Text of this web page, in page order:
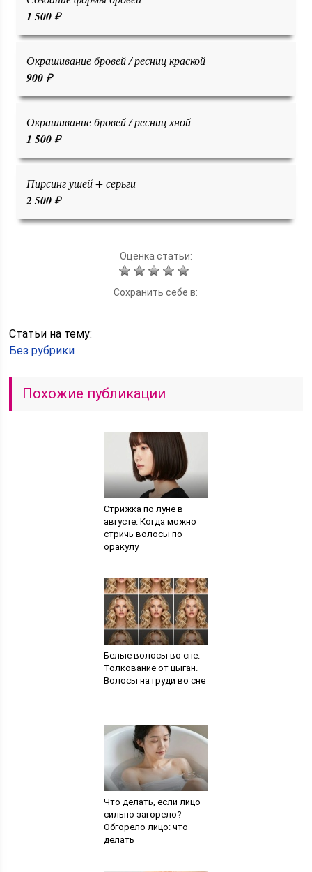
1 500₽
Окрашивание бровей / ресниц краской
900₽
Окрашивание бровей / ресниц хной
1 500₽
Пирсинг ушей + серьги
2 500₽
Оценка статьи:
Сохранить себе в:
Статьи на тему:
Без рубрики
Похожие публикации
Стрижка по луне в
августе. Когда можно
стричь волосы по
оракулу
Белые волосы во сне.
Толкование от цыган.
Волосы на груди во сне
Что делать, если лицо
сильно загорело?
Обгорело лицо: что
делать